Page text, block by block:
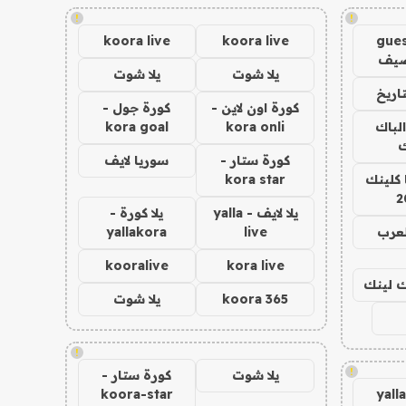
!
كلينك
لينك
!
!
koora live
koora live
يلا شوت يلا شوت
كورة اون لاين -
kora onli
كورة جول -
kora goal
كورة ستار -
kora star
سوريا لايف
يلا لايف - yalla
live
يلا كورة -
yallakora
kora live
kooralive
koora 365 يلا شوت
!
يلا شوت
كورة ستار -
koora-star